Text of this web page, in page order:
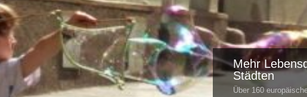
Mehr
Städten
Über 160